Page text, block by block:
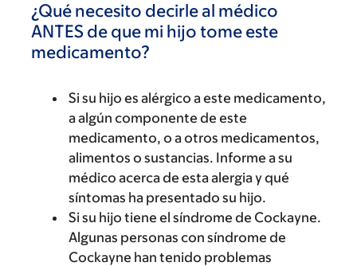
¿Qué necesito decirle al médico
ANTES de que mi hijo tome este
medicamento?
Si su hijo es alérgico a este medicamento,
a algún componente de este
medicamento, o a otros medicamentos,
alimentos o sustancias. Informe a su
médico acerca de esta alergia y qué
síntomas ha presentado su hijo.
Si su hijo tiene el síndrome de Cockayne.
Algunas personas con síndrome de
Cockayne han tenido problemas